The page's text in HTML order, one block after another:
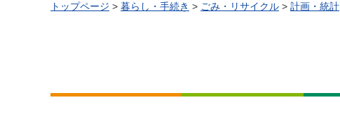
トップページ > 暮らし・手続き > ごみ・リサイクル > 計画・統計